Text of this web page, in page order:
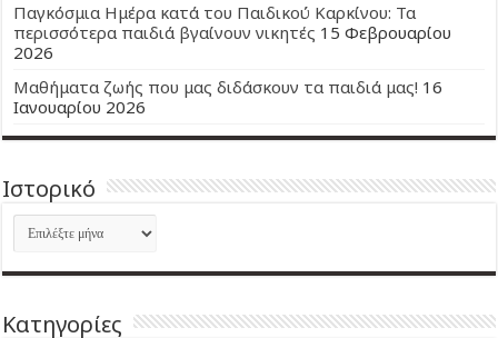
Παγκόσμια Ημέρα κατά του Παιδικού Καρκίνου: Τα
περισσότερα παιδιά βγαίνουν νικητές 15 Φεβρουαρίου
2026
Μαθήματα ζωής που μας διδάσκουν τα παιδιά μας! 16
Ιανουαρίου 2026
Ιστορικό
Ιστορικό
Kατηγορίες